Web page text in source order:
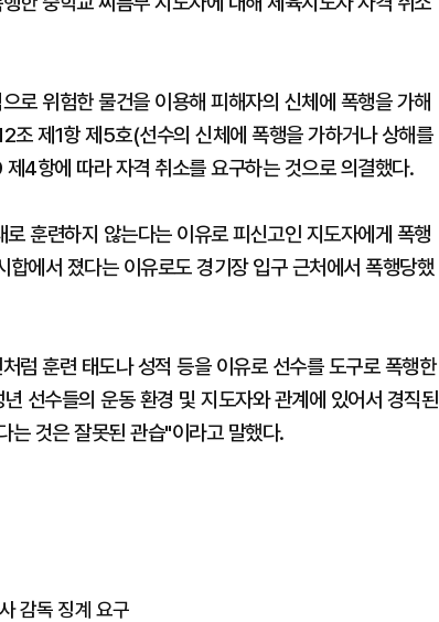
로 위험한 물건을 이용해 피해자의 신체에 폭행을 가해
조 제1항 제5호(선수의 신체에 폭행을 가하거나 상해를
4항에 따라 자격 취소를 요구하는 것으로 의결했다.
훈련하지 않는다는 이유로 피신고인 지도자에게 폭행
에서 졌다는 이유로도 경기장 입구 근처에서 폭행당했
럼 훈련 태도나 성적 등을 이유로 선수를 도구로 폭행한
선수들의 운동 환경 및 지도자와 관계에 있어서 경직된
는 것은 잘못된 관습"이라고 말했다.
감독 징계 요구